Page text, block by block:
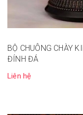
BỘ CHUÔNG CHÀY
ĐÍNH ĐÁ
Liên hệ